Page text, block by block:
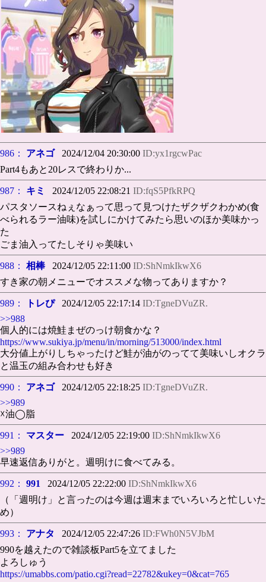
986： アネゴ2024/12/04 20:30:00 ID:yx1rgcwPac
Part4もあと20レスで終わりか...
987： キミ 2024/12/05 22:08:21 ID:fqS5PfkRPQ
パスタソースねぇなぁって思って見つけたザクザクわかめ(食
べられるラー油味)を試しにかけてみたら思いのほか美味かっ
た
ごま油入ってたしそりゃ美味い
988： 相棒2024/12/05 22:11:00 ID:ShNmkIkwX6
すき家の朝メニューでオススメな物ってありますか？
989： トレぴ2024/12/05 22:17:14 ID:TgneDVuZR.
>>988
個人的には焼鮭まぜのっけ朝食かな？
https://www.sukiya.jp/menu/in/morning/513000/index.html
大分値上がりしちゃったけど鮭が油がのってて美味いしオクラ
と温玉の組み合わせも好き
990： アネゴ2024/12/05 22:18:25 ID:TgneDVuZR.
>>989
☓油◯脂
991： マスター 2024/12/05 22:19:00 ID:ShNmkIkwX6
>>989
早速返信ありがと。週明けに食べてみる。
992： 991 2024/12/05 22:22:00 ID:ShNmkIkwX6
（「週明け」と言ったのは今週は週末までいろいろと忙しいた
め）
993： アナタ 2024/12/05 22:47:26 ID:FWh0N5VJbM
990を越えたので雑談板Part5を立てました
よろしゅう
https://umabbs.com/patio.cgi?read=22782&ukey=0&cat=765